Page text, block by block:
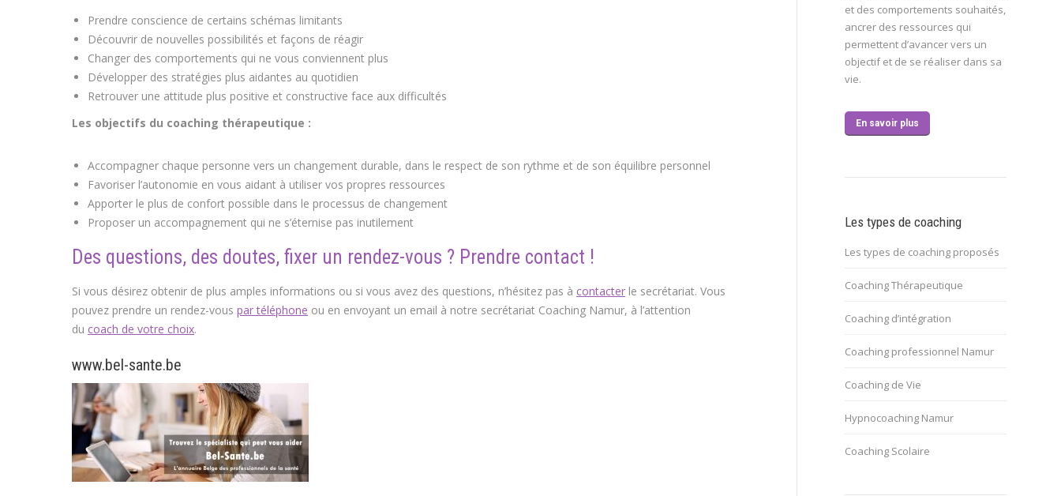
Prendre conscience de certains schémas limitants
Découvrir de nouvelles possibilités et façons de réagir
Changer des comportements qui ne vous conviennent plus
Développer des stratégies plus aidantes au quotidien
Retrouver une attitude plus positive et constructive face aux difficultés
Les objectifs du coaching thérapeutique :
Accompagner chaque personne vers un changement durable, dans le respect de son rythme et de son équilibre personnel
Favoriser l’autonomie en vous aidant à utiliser vos propres ressources
Apporter le plus de confort possible dans le processus de changement
Proposer un accompagnement qui ne s’éternise pas inutilement
Des questions, des doutes, fixer un rendez-vous ? Prendre contact !
Si vous désirez obtenir de plus amples informations ou si vous avez des questions, n’hésitez pas à contacter le secrétariat. Vous
pouvez prendre un rendez-vous par téléphone ou en envoyant un email à notre secrétariat Coaching Namur, à l’attention
du coach de votre choix.
www.bel-sante.be
et des comportements souhaités,
ancrer des ressources qui
permettent d’avancer vers un
objectif et de se réaliser dans sa
vie.
En savoir plus
Les types de coaching
Les types de coaching proposés
Coaching Thérapeutique
Coaching d’intégration
Coaching professionnel Namur
Coaching de Vie
Hypnocoaching Namur
Coaching Scolaire